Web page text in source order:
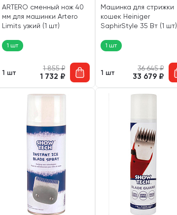
ARTERO сменный нож 40
мм для машинки Artero
Limits узкий (1 шт)
1 шт
1 шт
1 855₽
1 732 ₽
Машинка для стрижки
кошек Heiniger
SaphirStyle 35 Вт (1 шт)
1 шт
1 шт
36 645₽
33 679 ₽